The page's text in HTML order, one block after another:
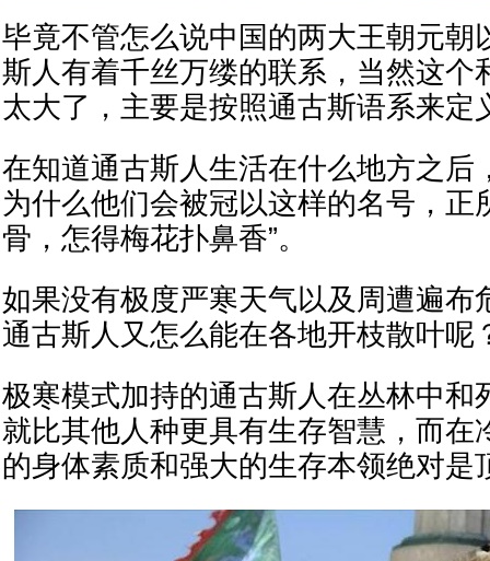
毕竟不管怎么说中国的两大王朝元朝
斯人有着千丝万缕的联系，当然这个
太大了，主要是按照通古斯语系来定
在知道通古斯人生活在什么地方之后
为什么他们会被冠以这样的名号，正
骨，怎得梅花扑鼻香”。
如果没有极度严寒天气以及周遭遍布
通古斯人又怎么能在各地开枝散叶呢
极寒模式加持的通古斯人在丛林中和
就比其他人种更具有生存智慧，而在
的身体素质和强大的生存本领绝对是